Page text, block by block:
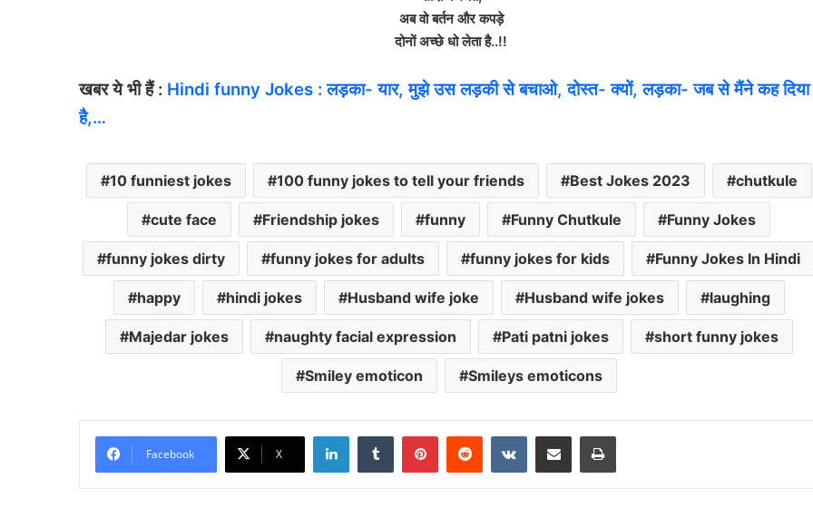
अब वो बर्तन और कपड़े
दोनों अच्‍छे धो लेता है..!!
खबर ये भी हैं : Hindi funny Jokes : लड़का- यार, मुझे उस लड़की से बचाओ, दोस्त- क्यों, लड़का- जब से मैंने कह दिया
है,…
10 funniest jokes 100 funny jokes to tell your friends Best Jokes 2023 chutkule
cute face Friendship jokes funny Funny Chutkule Funny Jokes
funny jokes dirty funny jokes for adults funny jokes for kids Funny Jokes In Hindi
happy hindi jokes Husband wife joke Husband wife jokes laughing
Majedar jokes naughty facial expression Pati patni jokes short funny jokes
Smiley emoticon Smileys emoticons
Facebook X